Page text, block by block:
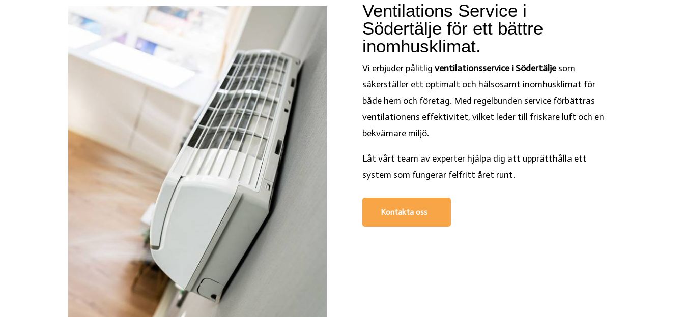
Ventilations Service i
Södertälje för ett bättre
inomhusklimat.
Vi erbjuder pålitlig ventilationsservice i Södertäljesom
säkerställer ett optimalt och hälsosamt inomhusklimat för
både hem och företag. Med regelbunden service förbättras
ventilationens effektivitet, vilket leder till friskare luft och en
bekvämare miljö.
Låt vårt team av experter hjälpa dig att upprätthålla ett
system som fungerar felfritt året runt.
Kontakta oss